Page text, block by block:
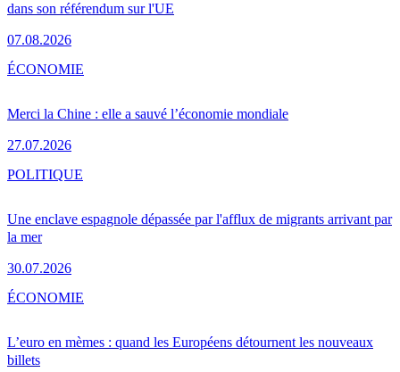
dans son référendum sur l'UE
07.08.2026
Merci la Chine : elle a sauvé l’économie mondiale
27.07.2026
ÉCONOMIE
Une enclave espagnole dépassée par l'afflux de migrants arrivant par
la mer
30.07.2026
POLITIQUE
L’euro en mèmes : quand les Européens détournent les nouveaux
billets
ÉCONOMIE